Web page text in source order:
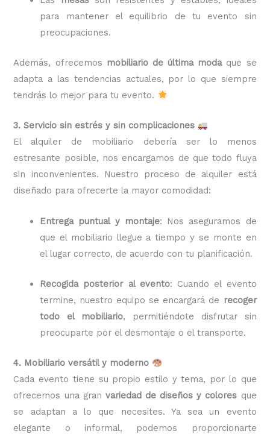
para mantener el equilibrio de tu evento sin
preocupaciones.
Además, ofrecemos mobiliario de última modaque se
adapta a las tendencias actuales, por lo que siempre
tendrás lo mejor para tu evento.
3. Servicio sin estrés y sin complicaciones
El alquiler de mobiliario debería ser lo menos
estresante posible, nos encargamos de que todo fluya
sin inconvenientes. Nuestro proceso de alquiler está
diseñado para ofrecerte la mayor comodidad:
Entrega puntual y montaje: Nos aseguramos de
que el mobiliario llegue a tiempo y se monte en
el lugar correcto, de acuerdo con tu planificación.
Recogida posterior al evento: Cuando el evento
termine, nuestro equipo se encargará de recoger
todo el mobiliario, permitiéndote disfrutar sin
preocuparte por el desmontaje o el transporte.
4. Mobiliario versátil y moderno
Cada evento tiene su propio estilo y tema, por lo que
ofrecemos una gran variedad de diseños y colores que
se adaptan a lo que necesites. Ya sea un evento
elegante o informal, podemos proporcionarte